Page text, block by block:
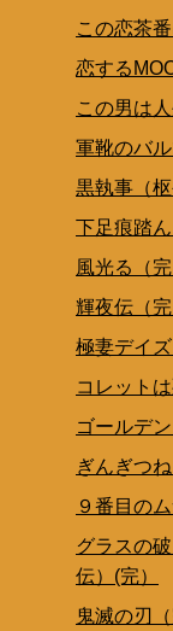
この恋茶
恋する
この男は
軍靴のバ
黒執事（枢
下足痕踏
風光る（完
輝夜伝（完
極妻デイズ
コレット
ゴールデ
ぎんぎつね
９番目の
グラスの
伝）(完）
鬼滅の刃（